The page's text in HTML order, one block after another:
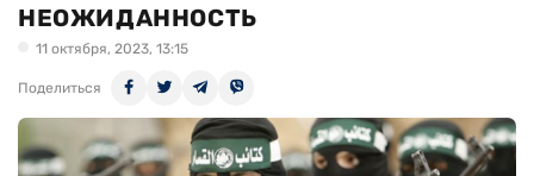
НЕОЖИДАННОСТЬ
11 октября, 2023, 13:15
Поделиться